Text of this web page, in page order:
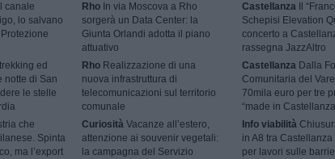
canale
lo salvano
ed
notte di San
le stelle
che
Spinta
ma l’export
Rho In via Moscova a Rho
sorgerà un Data Center: la
Giunta Orlandi adotta il piano
attuativo
Rho Realizzazione di una
nuova infrastruttura di
telecomunicazioni sul territorio
comunale
Curiosità Vacanze all’estero,
attenzione ai souvenir vegetali:
la campagna del Servizio
CastellanzaIl
Schepisi Elevation
concerto a
rassegna JazzAltro
CastellanzaDalla
Comunitaria del
70mila euro per tre
“made in
Info viabilità
in A8 tra
per lavori sulle